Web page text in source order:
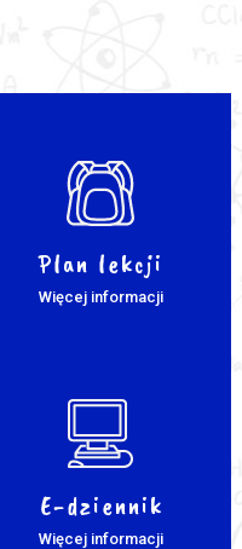
Plan lekcji
Więcej informacji
E-dziennik
Więcej informacji